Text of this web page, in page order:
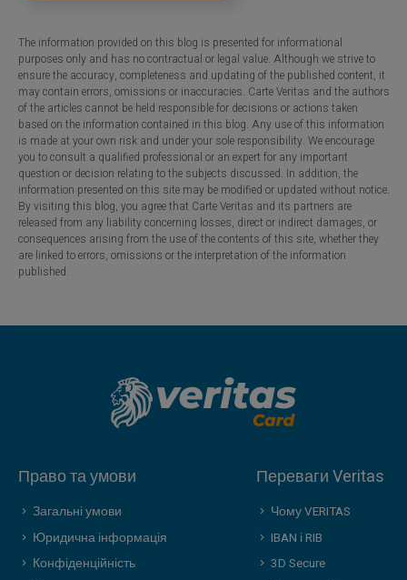
The information provided on this blog is presented for informational
purposes only and has no contractual or legal value. Although we strive to
ensure the accuracy, completeness and updating of the published content, it
may contain errors, omissions or inaccuracies. Carte Veritas and the authors
of the articles cannot be held responsible for decisions or actions taken
based on the information contained in this blog. Any use of this information
is made at your own risk and under your sole responsibility. We encourage
you to consult a qualified professional or an expert for any important
question or decision relating to the subjects discussed. In addition, the
information presented on this site may be modified or updated without notice.
By visiting this blog, you agree that Carte Veritas and its partners are
released from any liability concerning losses, direct or indirect damages, or
consequences arising from the use of the contents of this site, whether they
are linked to errors, omissions or the interpretation of the information
published.
Право та умови
Загальні умови
Юридична інформація
Конфіденційність
Переваги Veritas
Чому VERITAS
IBAN і RIB
3D Secure